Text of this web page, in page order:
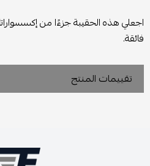
اجعلي هذه الحقيبة جزءًا من إكسسواراتك
فائقة.
تقييمات المنتج